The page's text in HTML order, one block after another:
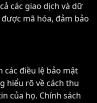
các giao dịch và dữ
mã hóa, đảm bảo
các điều lệ bảo mật
hiểu rõ về cách thu
của họ. Chính sách